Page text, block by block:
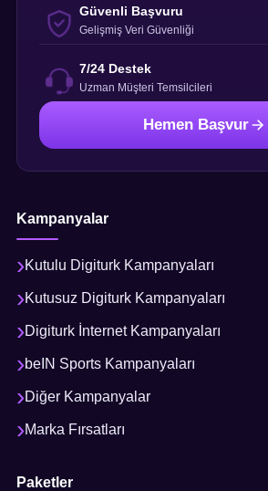
Güvenli Başvuru
Gelişmiş Veri Güvenliği
7/24 Destek
Uzman Müşteri Temsilcileri
Hemen Başvur
Kampanyalar
Kutulu Digiturk Kampanyaları
Kutusuz Digiturk Kampanyaları
Digiturk İnternet Kampanyaları
beIN Sports Kampanyaları
Diğer Kampanyalar
Marka Fırsatları
Paketler